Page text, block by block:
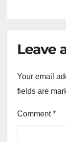
Leave
Your email
fields are
Comment*